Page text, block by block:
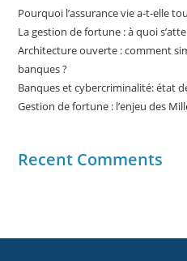
Pourquoi l’assurance vie a-t-elle
La gestion de fortune : à quoi
Architecture ouverte : comment
banques ?
Banques et cybercriminalité: état
Gestion de fortune : l’enjeu des
Recent Comments